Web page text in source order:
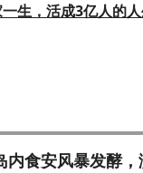
生，活成3亿人的
内食安风暴发酵